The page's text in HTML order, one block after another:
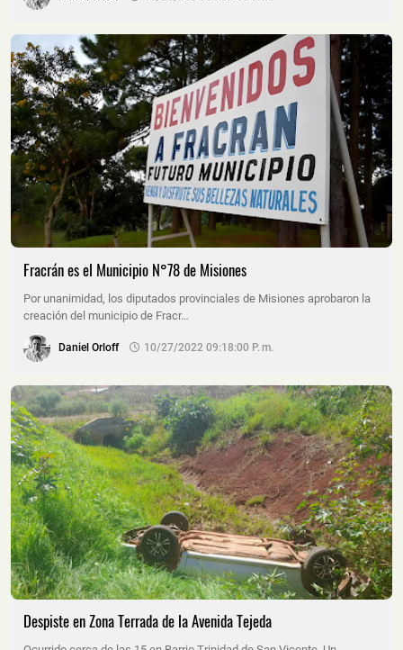
Fracrán es el Municipio N°78 de Misiones
Por unanimidad, los diputados provinciales de Misiones aprobaron la
creación del municipio de Fracr…
Daniel Orloff 10/27/2022 09:18:00 P. M.
Despiste en Zona Terrada de la Avenida Tejeda